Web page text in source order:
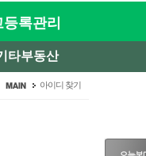
록관리
타부동산
아이디 찾기